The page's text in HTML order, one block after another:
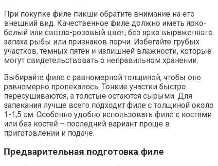
При покупке филе пикши обратите внимание на его
внешний вид. Качественное филе должно иметь ярко-
белый или светло-розовый цвет, без ярко выраженного
запаха рыбы или признаков порчи. Избегайте грубых
участков, темных пятен и излишней влажности, которые
могут свидетельствовать о неправильном хранении.
Выбирайте филе с равномерной толщиной, чтобы оно
равномерно пропекалось. Тонкие участки быстро
пересушиваются, а толстые остаются сырыми. Для
запекания лучше всего подходит филе с толщиной около
1-1,5 см. Особенно удобно использовать филе с костями
или без костей – последний вариант проще в
приготовлении и подаче.
Предварительная подготовка филе